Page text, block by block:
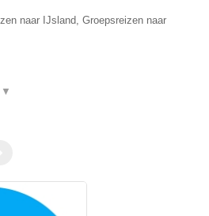
naar IJsland, Groepsreizen naar
▼